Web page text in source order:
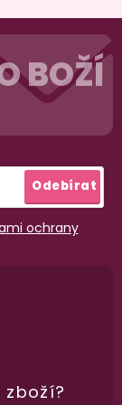
na Heuréce
BOŽÍ
ochrany
Odebírat